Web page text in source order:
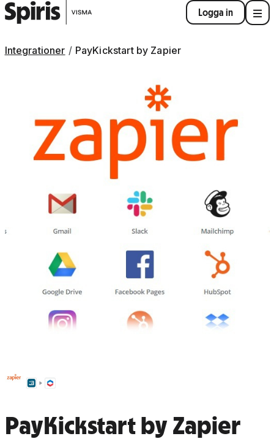
Logga in
Integrationer PayKickstart by Zapier
PayKickstart by Zapier